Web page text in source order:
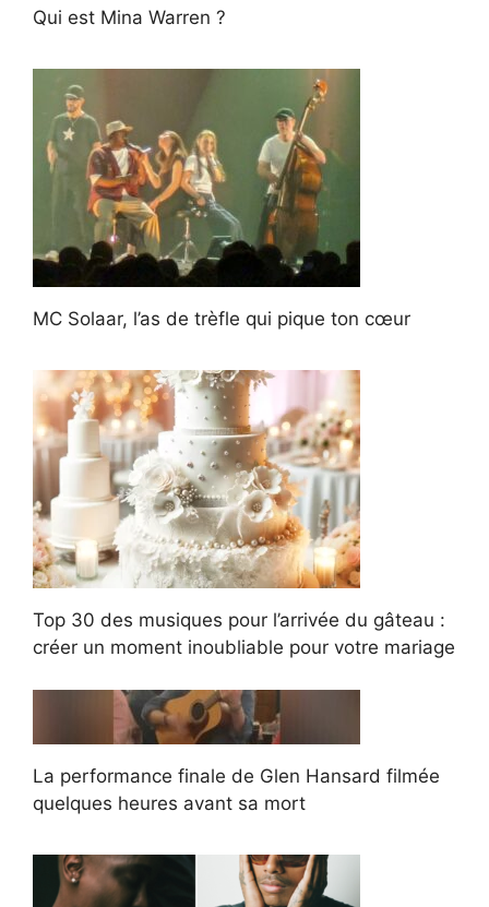
Qui est Mina Warren ?
MC Solaar, l’as de trèfle qui pique ton cœur
Top 30 des musiques pour l’arrivée du gâteau :
créer un moment inoubliable pour votre mariage
La performance finale de Glen Hansard filmée
quelques heures avant sa mort